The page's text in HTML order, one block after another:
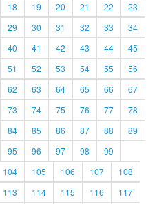
18 19 20 21 22
23
29 30 31 32 33
34
40 41 42 43 44
45
51 52 53 54 55
56
62 63 64 65 66
67
73 74 75 76 77
78
84 85 86 87 88
89
95 96 97 98
99
104 105 106 107
108
113 114 115 116
117